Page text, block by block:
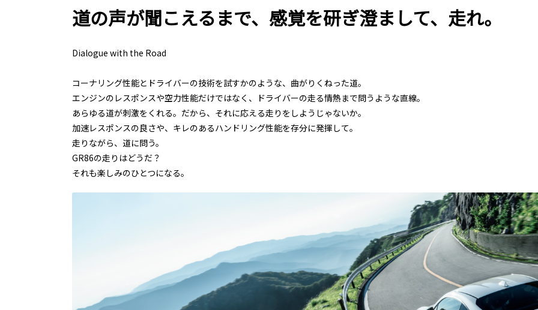
道の声が聞こえるまで、感覚を研ぎ澄まして、走れ。
Dialogue with the Road
コーナリング性能とドライバーの技術を試すかのような、曲がりくねった道。
エンジンのレスポンスや空力性能だけではなく、ドライバーの走る情熱まで問うような直線。
あらゆる道が刺激をくれる。だから、それに応える走りをしようじゃないか。
加速レスポンスの良さや、キレのあるハンドリング性能を存分に発揮して。
走りながら、道に問う。
GR86の走りはどうだ？
それも楽しみのひとつになる。